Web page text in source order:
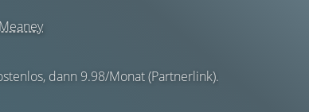
dann 9.98/Monat (Partnerlink).